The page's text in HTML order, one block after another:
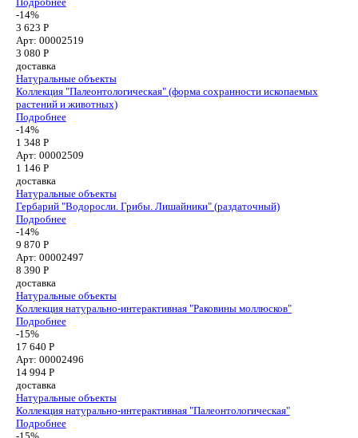
-14%
3 623 Р
Арт: 00002519
3 080 Р
доставка
Натуральные объекты
Коллекция "Палеонтологическая" (форма сохранности ископаемых
растений и животных)
Подробнее
-14%
1 348 Р
Арт: 00002509
1 146 Р
доставка
Натуральные объекты
Гербарий "Водоросли. Грибы. Лишайники" (раздаточный)
Подробнее
-14%
9 870 Р
Арт: 00002497
8 390 Р
доставка
Натуральные объекты
Коллекция натурально-интерактивная "Раковины моллюсков"
Подробнее
-15%
17 640 Р
Арт: 00002496
14 994Р
доставка
Натуральные объекты
Коллекция натурально-интерактивная "Палеонтологическая"
Подробнее